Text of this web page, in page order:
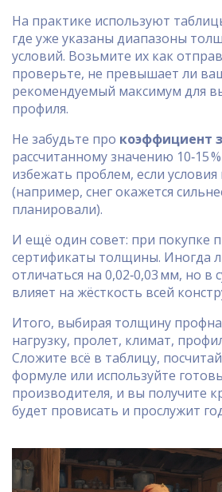
На практике используют
где уже указаны диапазоны
условий. Возьмите их как
проверьте, не превышает ли
рекомендуемый максимум для
профиля.
Не забудьте про коэффициент
рассчитанному значению 10‑15
избежать проблем, если условия
(например, снег окажется
планировали).
И ещё один совет: при покупке
сертификаты толщины. Иногда
отличаться на 0,02‑0,03 мм, но в
влияет на жёсткость всей
Итого, выбирая толщину
нагрузку, пролет, климат,
Сложите всё в таблицу,
формуле или используйте
производителя, и вы получите
будет провисать и прослужит